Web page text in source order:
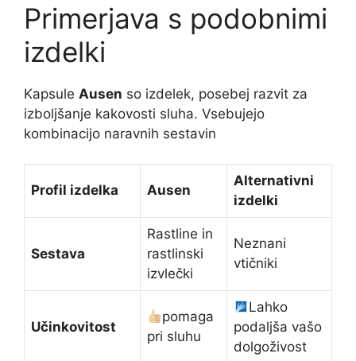
Primerjava s podobnimi
izdelki
Kapsule Ausen so izdelek, posebej razvit za
izboljšanje kakovosti sluha. Vsebujejo
kombinacijo naravnih sestavin
Profil izdelka Ausen
Alternativni
izdelki
Sestava
Rastline in
rastlinski
izvlečki
Neznani
vtičniki
Učinkovitost
pomaga
pri sluhu
Lahko
podaljša vašo
dolgoživost